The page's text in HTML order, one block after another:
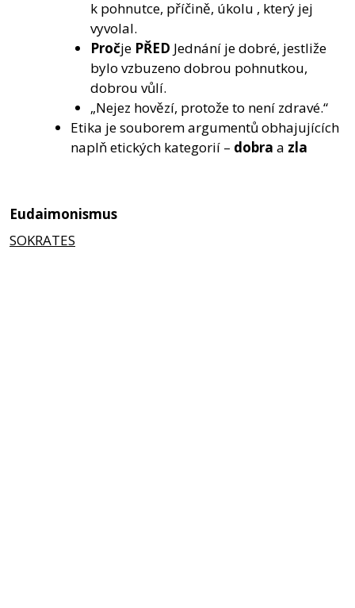
k pohnutce, příčině, úkolu , který jej
vyvolal.
Pročje PŘED Jednání je dobré, jestliže
bylo vzbuzeno dobrou pohnutkou,
dobrou vůlí.
„Nejez hovězí, protože to není zdravé.“
Etika je souborem argumentů obhajujících
naplň etických kategorií – dobra a zla
Eudaimonismus
SOKRATES